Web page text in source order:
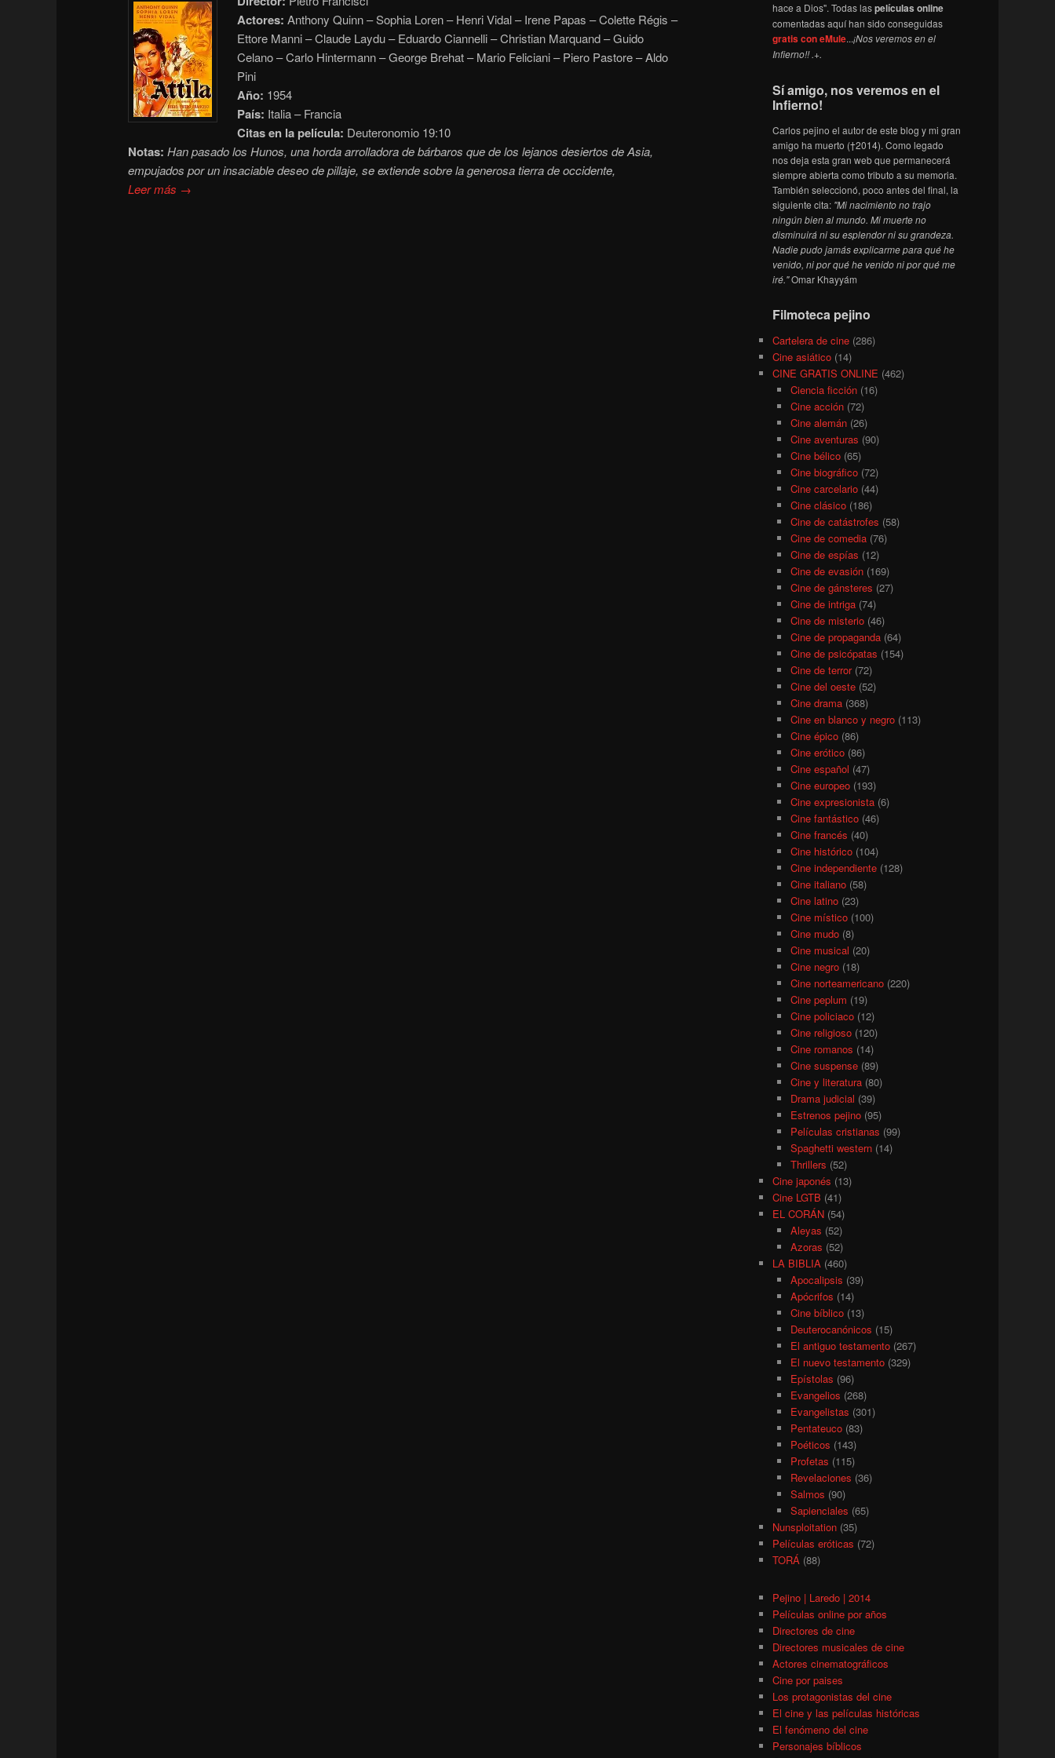
Actores: Anthony Quinn – Sophia Loren – Henri Vidal – Irene Papas – Colette Régis –
Ettore Manni – Claude Laydu – Eduardo Ciannelli – Christian Marquand – Guido
Celano – Carlo Hintermann – George Brehat – Mario Feliciani – Piero Pastore – Aldo
Pini
Año: 1954
País: Italia – Francia
Citas en la película: Deuteronomio 19:10
Notas:Han pasado los Hunos, una horda arrolladora de bárbaros que de los lejanos desiertos de Asia,
empujados por un insaciable deseo de pillaje, se extiende sobre la generosa tierra de occidente,
Leer más →
hace a Dios". Todas laspelículas online
comentadas aquí han sido conseguidas
gratis con eMule...¡Nos veremos en el
Infierno!! .+.
Sí amigo, nos veremos en el
Infierno!
Carlos pejino el autor de este blog y mi gran
amigo ha muerto (†2014). Como legado
nos deja esta gran web que permanecerá
siempre abierta como tributo a su memoria.
También seleccionó, poco antes del final, la
siguiente cita: "Mi nacimiento no trajo
ningún bien al mundo. Mi muerte no
disminuirá ni su esplendor ni su grandeza.
Nadie pudo jamás explicarme para qué he
venido, ni por qué he venido ni por qué me
iré."Omar Khayyám
Filmoteca pejino
Cartelera de cine (286)
Cine asiático (14)
CINE GRATIS ONLINE (462)
Ciencia ficción(16)
Cine acción(72)
Cine alemán(26)
Cine aventuras (90)
Cine bélico(65)
Cine biográfico(72)
Cine carcelario(44)
Cine clásico(186)
Cine de catástrofes (58)
Cine de comedia(76)
Cine de espías (12)
Cine de evasión(169)
Cine de gánsteres (27)
Cine de intriga(74)
Cine de misterio(46)
Cine de propaganda(64)
Cine de psicópatas (154)
Cine de terror(72)
Cine del oeste(52)
Cine drama(368)
Cine en blanco y negro(113)
Cine épico(86)
Cine erótico(86)
Cine español (47)
Cine europeo(193)
Cine expresionista(6)
Cine fantástico(46)
Cine francés (40)
Cine histórico(104)
Cine independiente(128)
Cine italiano(58)
Cine latino(23)
Cine místico(100)
Cine mudo(8)
Cine musical (20)
Cine negro(18)
Cine norteamericano(220)
Cine peplum (19)
Cine policiaco(12)
Cine religioso(120)
Cine romanos (14)
Cine suspense(89)
Cine y literatura(80)
Drama judicial (39)
Estrenos pejino(95)
Películas cristianas (99)
Spaghetti western(14)
Thrillers (52)
Cine japonés (13)
Cine LGTB (41)
EL CORÁN (54)
Aleyas (52)
Azoras (52)
LA BIBLIA (460)
Apocalipsis (39)
Apócrifos (14)
Cine bíblico(13)
Deuterocanónicos (15)
El antiguo testamento(267)
El nuevo testamento(329)
Epístolas (96)
Evangelios (268)
Evangelistas (301)
Pentateuco(83)
Poéticos (143)
Profetas (115)
Revelaciones (36)
Salmos (90)
Sapienciales (65)
Nunsploitation (35)
Películas eróticas (72)
TORÁ (88)
Pejino | Laredo | 2014
Películas online por años
Directores de cine
Directores musicales de cine
Actores cinematográficos
Cine por paises
Los protagonistas del cine
El cine y las películas históricas
El fenómeno del cine
Personajes bíblicos